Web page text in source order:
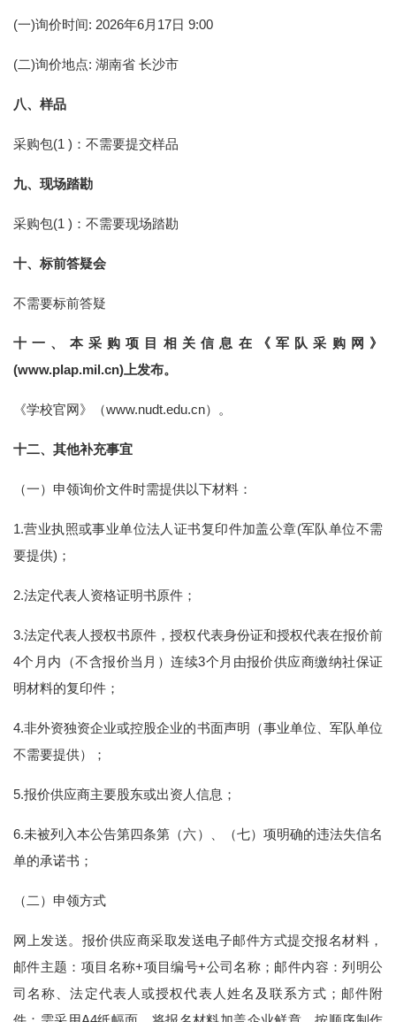
(一)询价时间: 2026年6月17日 9:00
(二)询价地点: 湖南省 长沙市
八、样品
采购包(1 )：不需要提交样品
九、现场踏勘
采购包(1 )：不需要现场踏勘
十、标前答疑会
不需要标前答疑
十一、本采购项目相关信息在《军队采购网》
(www.plap.mil.cn)上发布。
《学校官网》（www.nudt.edu.cn）。
十二、其他补充事宜
（一）申领询价文件时需提供以下材料：
1.营业执照或事业单位法人证书复印件加盖公章(军队单位不需
要提供)；
2.法定代表人资格证明书原件；
3.法定代表人授权书原件，授权代表身份证和授权代表在报价前
4个月内（不含报价当月）连续3个月由报价供应商缴纳社保证
明材料的复印件；
4.非外资独资企业或控股企业的书面声明（事业单位、军队单位
不需要提供）；
5.报价供应商主要股东或出资人信息；
6.未被列入本公告第四条第（六）、（七）项明确的违法失信名
单的承诺书；
（二）申领方式
网上发送。报价供应商采取发送电子邮件方式提交报名材料，
邮件主题：项目名称+项目编号+公司名称；邮件内容：列明公
司名称、法定代表人或授权代表人姓名及联系方式；邮件附